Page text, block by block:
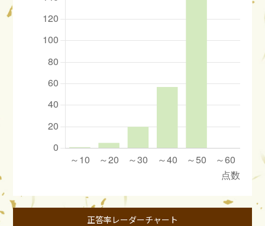
正答率レーダーチャート